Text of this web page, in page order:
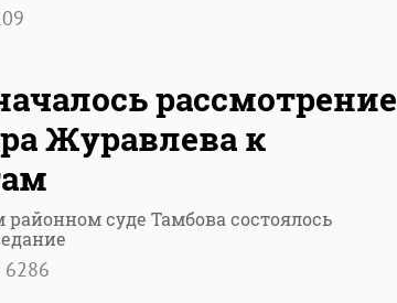
рассмотрение
Журавлева к
суде Тамбова состоялось
6286